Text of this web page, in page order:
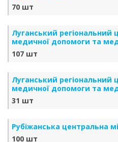
70 шт
Луганський регіональний
медичної допомоги та
107 шт
Луганський регіональний
медичної допомоги та
31 шт
Рубіжанська центральна
100 шт